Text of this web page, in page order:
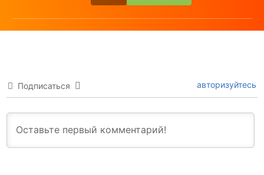
Подписаться авторизуйтесь